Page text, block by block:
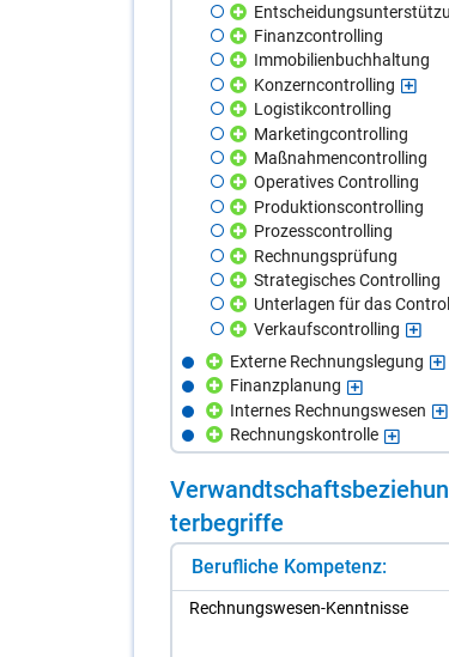
Finanzcontrolling
Immobilienbuchhaltung
Konzerncontrolling
Logistikcontrolling
Marketingcontrolling
Maßnahmencontrolling
Operatives Controlling
Produktionscontrolling
Prozesscontrolling
Rechnungsprüfung
Strategisches Controlling
Unterlagen für das
Verkaufscontrolling
Externe Rechnungslegung
Finanzplanung
Internes Rechnungswesen
Rechnungskontrolle
ter­be­grif­fe
Berufliche Kompetenz:
Rech­nungs­we­sen-Kennt­nis­se